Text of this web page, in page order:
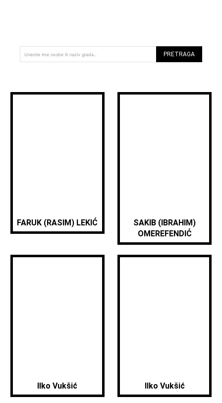
Unesite ime osobe ili naziv grada... PRETRAGA
FARUK (RASIM) LEKIĆ
SAKIB (IBRAHIM)
OMEREFENDIĆ
Ilko Vukšić Ilko Vukšić